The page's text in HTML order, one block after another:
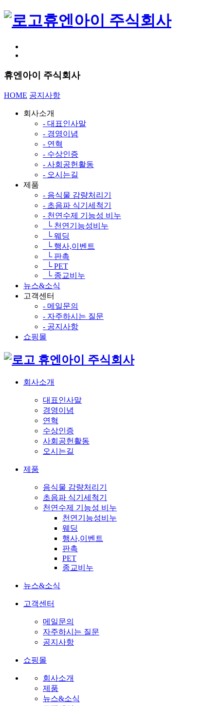
휴엔아이 주식회사
휴엔아이 주식회사
HOME 공지사항
회사소개
- 대표인사말
- 경영이념
- 연혁
- 수상인증
- 사회공헌활동
- 오시는길
제품
- 음식물 감량처리기
- 초음파 식기세척기
- 천연수제 기능성 비누
└ 천연기능성비누
└ 웨딩
└ 행사,이벤트
└ 판촉
└ PET
└ 종교비누
뉴스&소식
고객센터
- 메일문의
- 자주하시는 질문
- 공지사항
쇼핑몰
휴엔아이 주식회사
회사소개
대표인사말
경영이념
연혁
수상인증
사회공헌활동
오시는길
제품
음식물 감량처리기
초음파 식기세척기
천연수제 기능성 비누
천연기능성비누
웨딩
행사,이벤트
판촉
PET
종교비누
뉴스&소식
고객센터
메일문의
자주하시는 질문
공지사항
쇼핑몰
회사소개
제품
뉴스&소식